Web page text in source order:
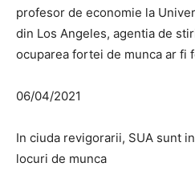
profesor de economie la
din Los Angeles, agentia de
ocuparea fortei de munca ar fi
06/04/2021
In ciuda revigorarii, SUA sunt
locuri de munca